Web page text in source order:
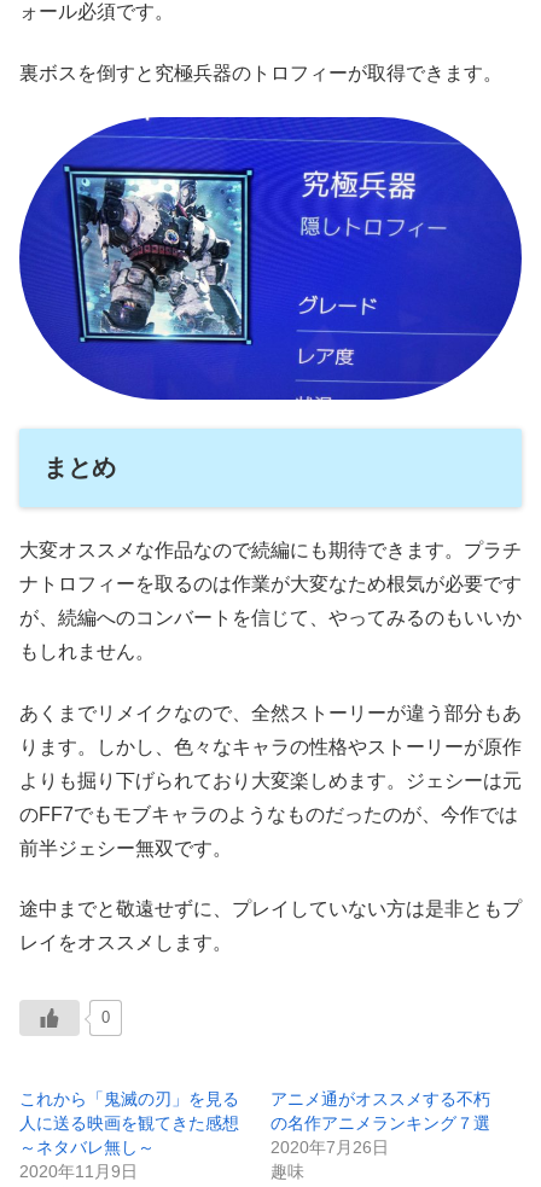
ォール必須です。
裏ボスを倒すと究極兵器のトロフィーが取得できます。
まとめ
大変オススメな作品なので続編にも期待できます。プラチ
ナトロフィーを取るのは作業が大変なため根気が必要です
が、続編へのコンバートを信じて、やってみるのもいいか
もしれません。
あくまでリメイクなので、全然ストーリーが違う部分もあ
ります。しかし、色々なキャラの性格やストーリーが原作
よりも掘り下げられており大変楽しめます。ジェシーは元
のFF7でもモブキャラのようなものだったのが、今作では
前半ジェシー無双です。
途中までと敬遠せずに、プレイしていない方は是非ともプ
レイをオススメします。
0
これから「鬼滅の刃」を見る
人に送る映画を観てきた感想
～ネタバレ無し～
2020年11月9日
アニメ通がオススメする不朽
の名作アニメランキング７選
2020年7月26日
趣味